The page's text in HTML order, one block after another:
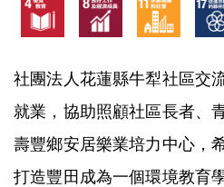
社團法人花蓮縣牛犁社區交
就業，協助照顧社區長者、
壽豐鄉安居樂業培力中心，
打造豐田成為一個環境教育